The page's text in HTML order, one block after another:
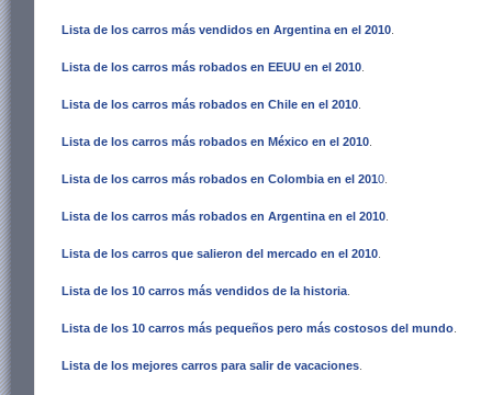
Lista de los carros más vendidos en Argentina en el 2010
Lista de los carros más robados en EEUU en el 2010
Lista de los carros más robados en Chile en el 2010
Lista de los carros más robados en México en el 2010
Lista de los carros más robados en Colombia en el 2010
Lista de los carros más robados en Argentina en el 2010
Lista de los carros que salieron del mercado en el 2010
Lista de los 10 carros más vendidos de la historia
Lista de los 10 carros más pequeños pero más costosos del mundo
Lista de los mejores carros para salir de vacaciones